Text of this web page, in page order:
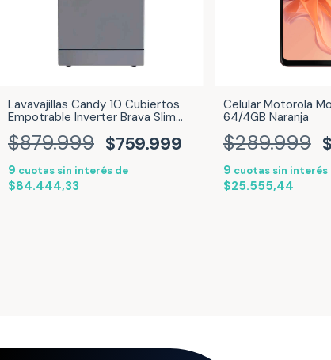
Lavavajillas Candy 10 Cubiertos
Empotrable Inverter Brava Slim
$879.999 $759.999
9 cuotas sin interés de
$84.444,33
Celular Motorola
64/4GB Naranja
$289.999
9 cuotas sin interés
$25.555,44